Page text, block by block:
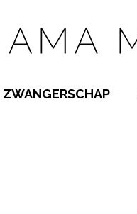
ZWANGERSCHAP